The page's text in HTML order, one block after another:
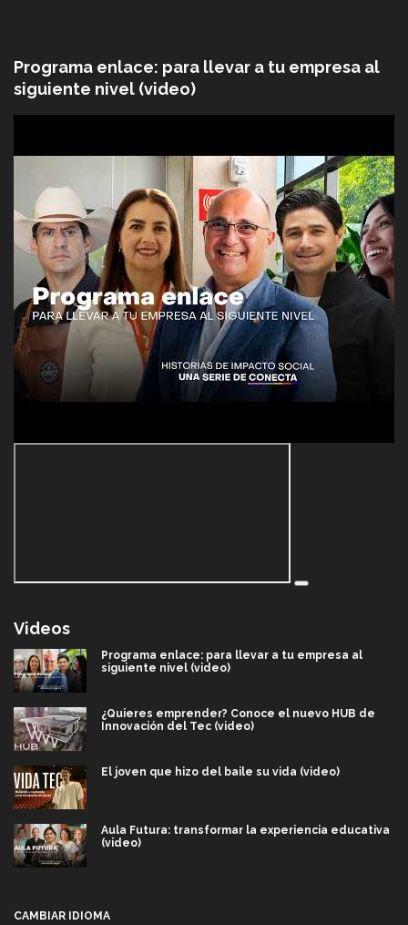
Programa enlace: para llevar a tu empresa al
siguiente nivel (video)
Videos
Programa enlace: para llevar a tu empresa al
siguiente nivel (video)
¿Quieres emprender? Conoce el nuevo HUB de
Innovación del Tec (video)
El joven que hizo del baile su vida (video)
Aula Futura: transformar la experiencia educativa
(video)
CAMBIAR IDIOMA